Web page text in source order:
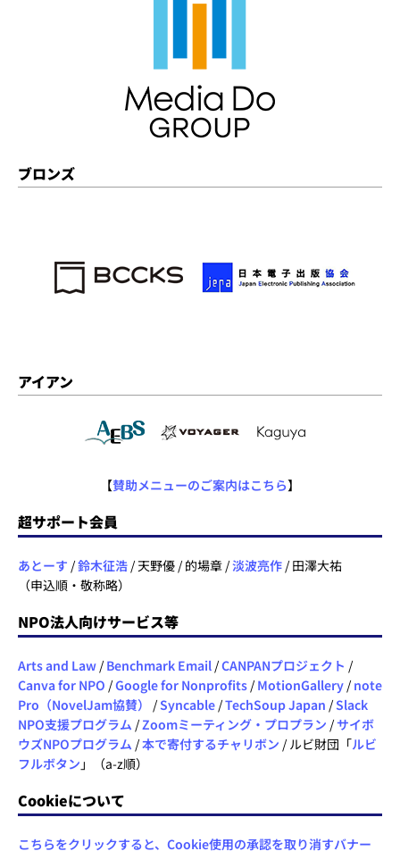
ブロンズ
アイアン
【賛助メニューのご案内はこちら】
超サポート会員
あとーす /鈴木征浩 / 天野優 / 的場章 /淡波亮作 / 田澤大祐
（申込順・敬称略）
NPO法人向けサービス等
Arts and Law / Benchmark Email /CANPANプロジェクト /
Canva for NPO /Google for Nonprofits / MotionGallery / note
Pro（NovelJam協賛）
/Syncable /TechSoup Japan /Slack
NPO支援プログラム /Zoomミーティング・プロプラン /サイボ
ウズNPOプログラム /本で寄付するチャリボン / ルビ財団「ルビ
フルボタン 」（a-z順）
Cookieについて
こちらをクリックすると、Cookie使用の承認を取り消すバナー